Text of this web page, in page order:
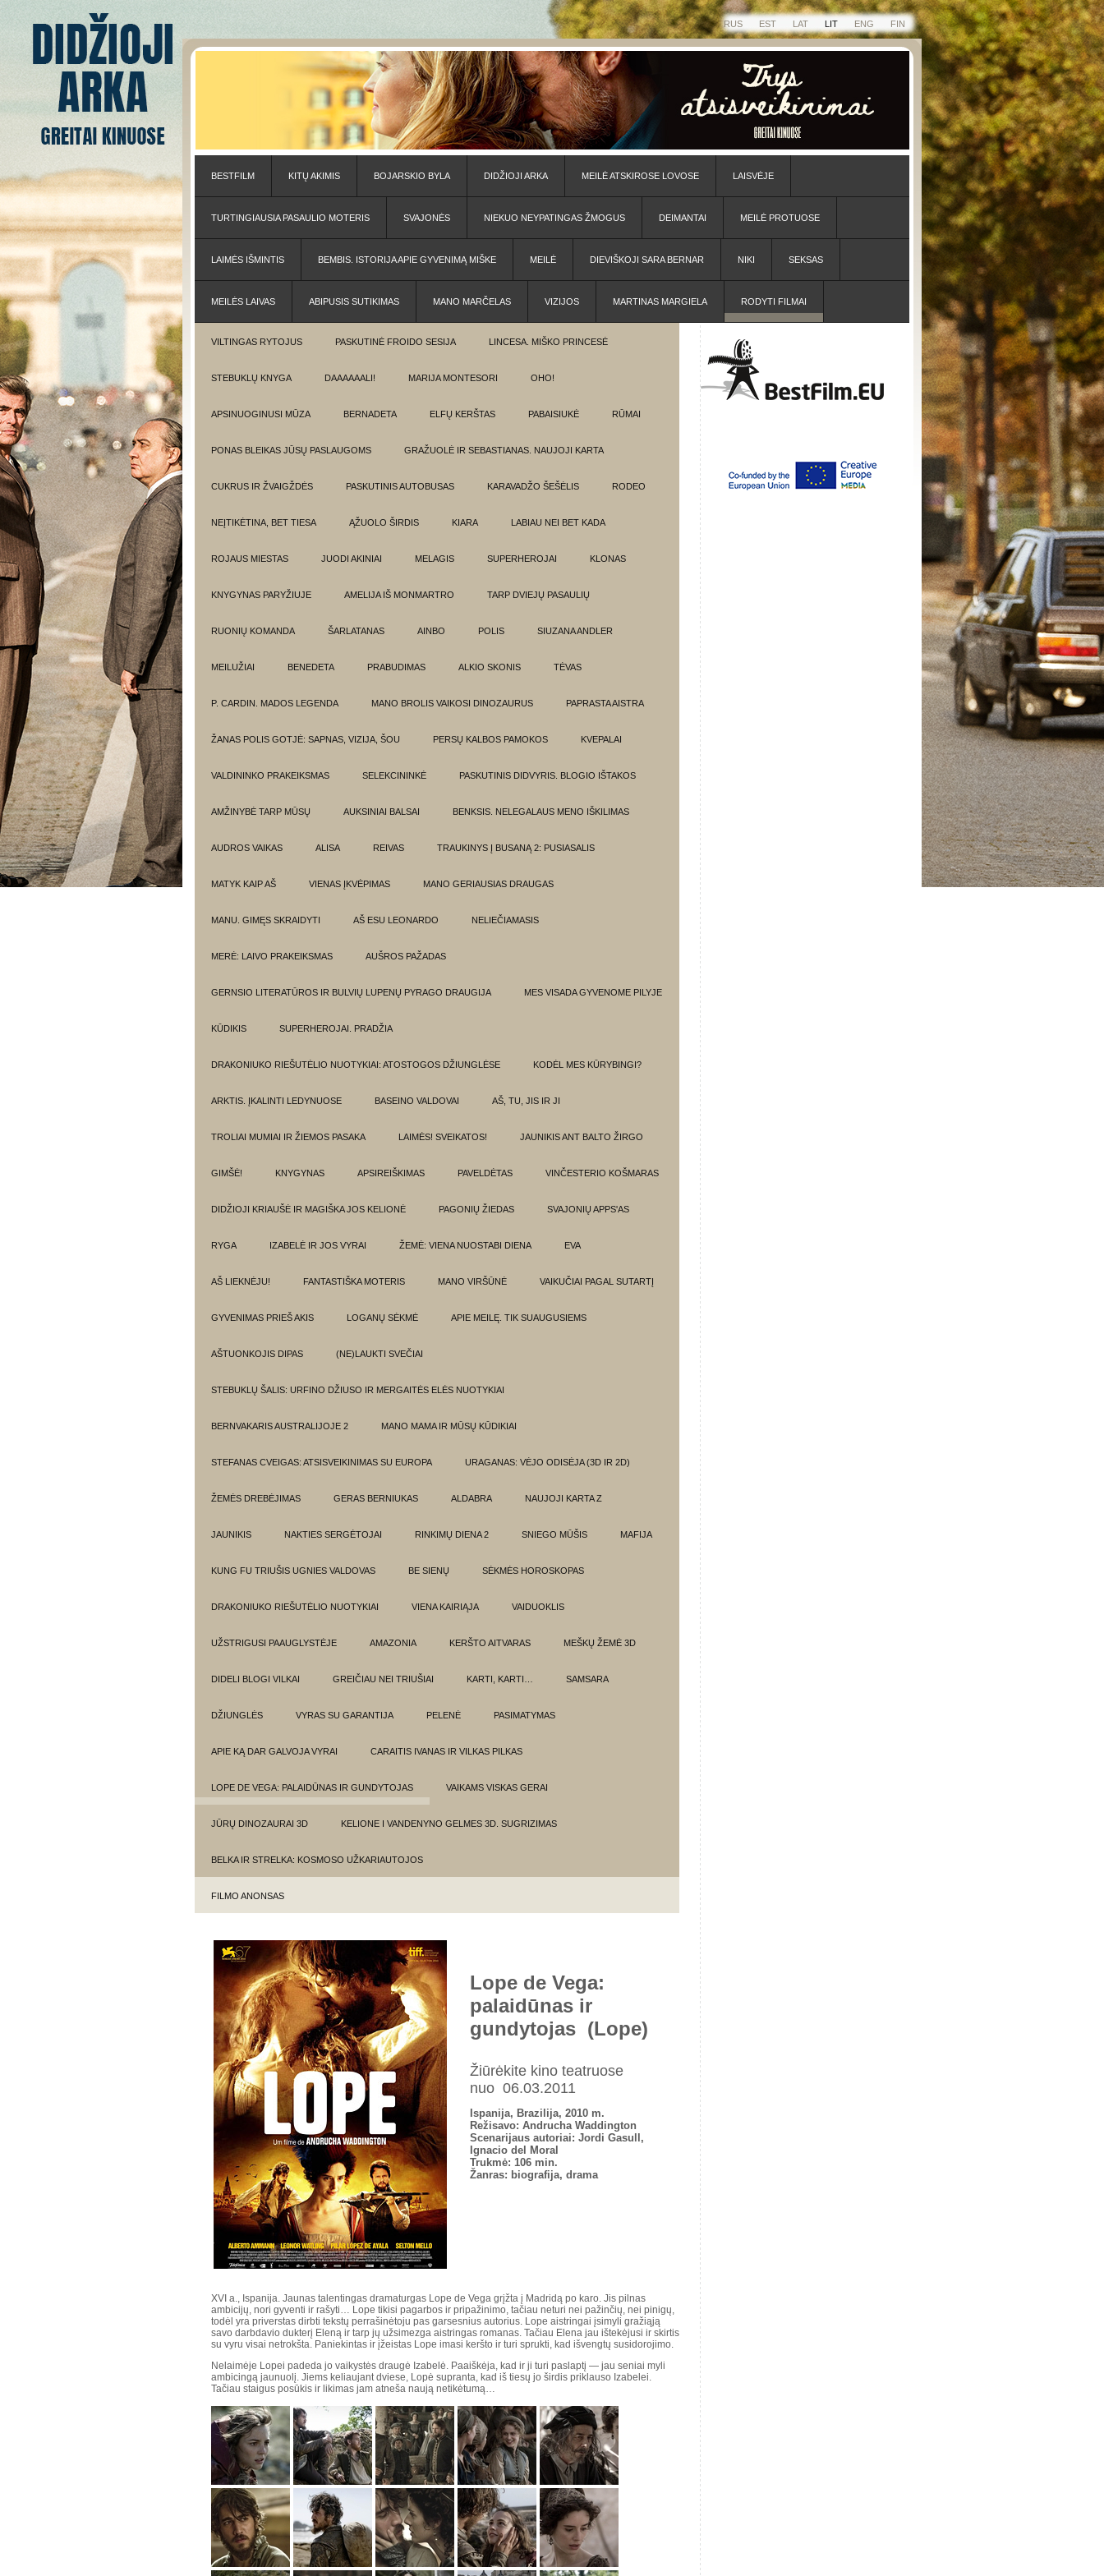
RUS EST LAT LIT ENG FIN
BESTFILM KITŲ AKIMIS BOJARSKIO BYLA DIDŽIOJI ARKA MEILĖ ATSKIROSE LOVOSE LAISVĖJE
TURTINGIAUSIA PASAULIO MOTERIS SVAJONĖS NIEKUO NEYPATINGAS ŽMOGUS DEIMANTAI MEILĖ PROTUOSE
LAIMĖS IŠMINTIS BEMBIS. ISTORIJA APIE GYVENIMĄ MIŠKE MEILĖ DIEVIŠKOJI SARA BERNAR NIKI SEKSAS
MEILĖS LAIVAS ABIPUSIS SUTIKIMAS MANO MARČELAS VIZIJOS MARTINAS MARGIELA RODYTI FILMAI
VILTINGAS RYTOJUS PASKUTINĖ FROIDO SESIJA LINCESA. MIŠKO PRINCESĖ
STEBUKLŲ KNYGA DAAAAAALI! MARIJA MONTESORI OHO!
APSINUOGINUSI MŪZA BERNADETA ELFŲ KERŠTAS PABAISIUKĖ RŪMAI
PONAS BLEIKAS JŪSŲ PASLAUGOMS GRAŽUOLĖ IR SEBASTIANAS. NAUJOJI KARTA
CUKRUS IR ŽVAIGŽDĖS PASKUTINIS AUTOBUSAS KARAVADŽO ŠEŠĖLIS RODEO
NEĮTIKĖTINA, BET TIESA ĄŽUOLO ŠIRDIS KIARA LABIAU NEI BET KADA
ROJAUS MIESTAS JUODI AKINIAI MELAGIS SUPERHEROJAI KLONAS
KNYGYNAS PARYŽIUJE AMELIJA IŠ MONMARTRO TARP DVIEJŲ PASAULIŲ
RUONIŲ KOMANDA ŠARLATANAS AINBO POLIS SIUZANA ANDLER
MEILUŽIAI BENEDETA PRABUDIMAS ALKIO SKONIS TĖVAS
P. CARDIN. MADOS LEGENDA MANO BROLIS VAIKOSI DINOZAURUS PAPRASTA AISTRA
ŽANAS POLIS GOTJĖ: SAPNAS, VIZIJA, ŠOU PERSŲ KALBOS PAMOKOS KVEPALAI
VALDININKO PRAKEIKSMAS SELEKCININKĖ PASKUTINIS DIDVYRIS. BLOGIO IŠTAKOS
AMŽINYBĖ TARP MŪSŲ AUKSINIAI BALSAI BENKSIS. NELEGALAUS MENO IŠKILIMAS
AUDROS VAIKAS ALISA REIVAS TRAUKINYS Į BUSANĄ 2: PUSIASALIS
MATYK KAIP AŠ VIENAS ĮKVĖPIMAS MANO GERIAUSIAS DRAUGAS
MANU. GIMĘS SKRAIDYTI AŠ ESU LEONARDO NELIEČIAMASIS
MERĖ: LAIVO PRAKEIKSMAS AUŠROS PAŽADAS
GERNSIO LITERATŪROS IR BULVIŲ LUPENŲ PYRAGO DRAUGIJA MES VISADA GYVENOME PILYJE
KŪDIKIS SUPERHEROJAI. PRADŽIA
DRAKONIUKO RIEŠUTĖLIO NUOTYKIAI: ATOSTOGOS DŽIUNGLĖSE KODĖL MES KŪRYBINGI?
ARKTIS. ĮKALINTI LEDYNUOSE BASEINO VALDOVAI AŠ, TU, JIS IR JI
TROLIAI MUMIAI IR ŽIEMOS PASAKA LAIMĖS! SVEIKATOS! JAUNIKIS ANT BALTO ŽIRGO
GIMŠĖ! KNYGYNAS APSIREIŠKIMAS PAVELDĖTAS VINČESTERIO KOŠMARAS
DIDŽIOJI KRIAUŠĖ IR MAGIŠKA JOS KELIONĖ PAGONIŲ ŽIEDAS SVAJONIŲ APPS'AS
RYGA IZABELĖ IR JOS VYRAI ŽEMĖ: VIENA NUOSTABI DIENA EVA
AŠ LIEKNĖJU! FANTASTIŠKA MOTERIS MANO VIRŠŪNĖ VAIKUČIAI PAGAL SUTARTĮ
GYVENIMAS PRIEŠ AKIS LOGANŲ SĖKMĖ APIE MEILĘ. TIK SUAUGUSIEMS
AŠTUONKOJIS DIPAS (NE)LAUKTI SVEČIAI
STEBUKLŲ ŠALIS: URFINO DŽIUSO IR MERGAITĖS ELĖS NUOTYKIAI
BERNVAKARIS AUSTRALIJOJE 2 MANO MAMA IR MŪSŲ KŪDIKIAI
STEFANAS CVEIGAS: ATSISVEIKINIMAS SU EUROPA URAGANAS: VĖJO ODISĖJA (3D IR 2D)
ŽEMĖS DREBĖJIMAS GERAS BERNIUKAS ALDABRA NAUJOJI KARTA Z
JAUNIKIS NAKTIES SERGĖTOJAI RINKIMŲ DIENA 2 SNIEGO MŪŠIS MAFIJA
KUNG FU TRIUŠIS UGNIES VALDOVAS BE SIENŲ SĖKMĖS HOROSKOPAS
DRAKONIUKO RIEŠUTĖLIO NUOTYKIAI VIENA KAIRIĄJA VAIDUOKLIS
UŽSTRIGUSI PAAUGLYSTĖJE AMAZONIA KERŠTO AITVARAS MEŠKŲ ŽEMĖ 3D
DIDELI BLOGI VILKAI GREIČIAU NEI TRIUŠIAI KARTI, KARTI… SAMSARA
DŽIUNGLĖS VYRAS SU GARANTIJA PELENĖ PASIMATYMAS
APIE KĄ DAR GALVOJA VYRAI CARAITIS IVANAS IR VILKAS PILKAS
LOPE DE VEGA: PALAIDŪNAS IR GUNDYTOJAS VAIKAMS VISKAS GERAI
JŪRŲ DINOZAURAI 3D KELIONE I VANDENYNO GELMES 3D. SUGRIZIMAS
BELKA IR STRELKA: KOSMOSO UŽKARIAUTOJOS
FILMO ANONSAS
Lope de Vega:
palaidūnas ir
gundytojas (Lope)
Žiūrėkite kino teatruose
nuo 06.03.2011
Ispanija, Brazilija, 2010 m.
Režisavo: Andrucha Waddington
Scenarijaus autoriai: Jordi Gasull,
Ignacio del Moral
Trukmė: 106 min.
Žanras: biografija, drama
XVI a., Ispanija. Jaunas talentingas dramaturgas Lope de Vega grįžta į Madridą po karo. Jis pilnas
ambicijų, nori gyventi ir rašyti… Lope tikisi pagarbos ir pripažinimo, tačiau neturi nei pažinčių, nei pinigų,
todėl yra priverstas dirbti tekstų perrašinėtoju pas garsesnius autorius. Lope aistringai įsimyli gražiąją
savo darbdavio dukterį Eleną ir tarp jų užsimezga aistringas romanas. Tačiau Elena jau ištekėjusi ir skirtis
su vyru visai netrokšta. Paniekintas ir įžeistas Lope imasi keršto ir turi sprukti, kad išvengtų susidorojimo.
Nelaimėje Lopei padeda jo vaikystės draugė Izabelė. Paaiškėja, kad ir ji turi paslaptį — jau seniai myli
ambicingą jaunuolį. Jiems keliaujant dviese, Lopė supranta, kad iš tiesų jo širdis priklauso Izabelei.
Tačiau staigus posūkis ir likimas jam atneša naują netikėtumą…